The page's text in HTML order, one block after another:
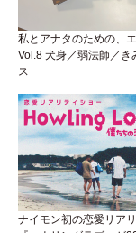
私とアナタのための、
Vol.8 犬身／弱法師／き
ス
ナイモン初の恋愛リア